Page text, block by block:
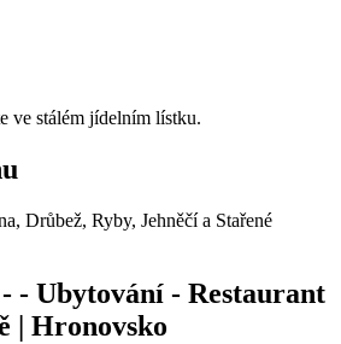
ve stálém jídelním lístku.
Drůbež, Ryby, Jehněčí a Stařené
- Ubytování - Restaurant
| Hronovsko